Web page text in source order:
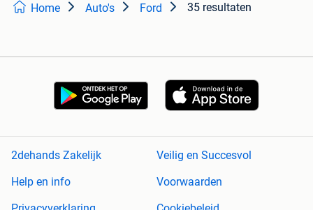
Home Auto's Ford 35 resultaten
2dehands Zakelijk
Veilig en Succesvol
Help en info
Voorwaarden